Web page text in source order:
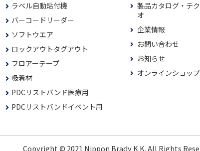
ラベル自動貼付機
バーコードリーダー
ソフトウエア
ロックアウトタグアウト
フロアーテープ
吸着材
PDCリストバンド医療用
PDCリストバンドイベント用
製品カタログ・テ
オ
企業情報
お問い合わせ
お知らせ
オンラインショップ
Copyright © 2021 Nippon Brady K.K. All Rights